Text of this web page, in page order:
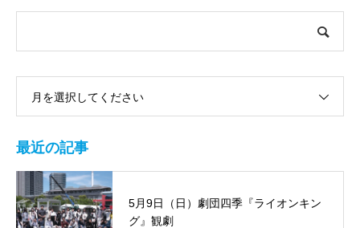
月を選択してください
最近の記事
5月9日（日）劇団四季『ライオンキン
グ』観劇